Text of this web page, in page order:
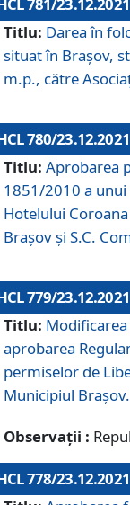
781/23.12.2021
Titlu: Darea în
situat în Braşov,
m.p., către
780/23.12.2021
Titlu: Aprobarea
1851/2010 a
Hotelului
Braşov şi S.C.
779/23.12.2021
Titlu:
aprobarea
permiselor de
Municipiul Braşov.
Observații :
778/23.12.2021